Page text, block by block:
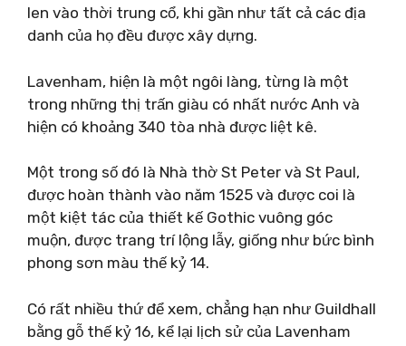
len vào thời trung cổ, khi gần như tất cả các địa
danh của họ đều được xây dựng.
Lavenham, hiện là một ngôi làng, từng là một
trong những thị trấn giàu có nhất nước Anh và
hiện có khoảng 340 tòa nhà được liệt kê.
Một trong số đó là Nhà thờ St Peter và St Paul,
được hoàn thành vào năm 1525 và được coi là
một kiệt tác của thiết kế Gothic vuông góc
muộn, được trang trí lộng lẫy, giống như bức bình
phong sơn màu thế kỷ 14.
Có rất nhiều thứ để xem, chẳng hạn như Guildhall
bằng gỗ thế kỷ 16, kể lại lịch sử của Lavenham